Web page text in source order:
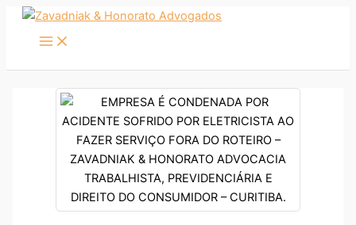
conteúdo